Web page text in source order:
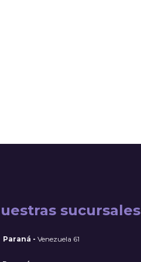
sucursales
Paraná - Venezuela 61